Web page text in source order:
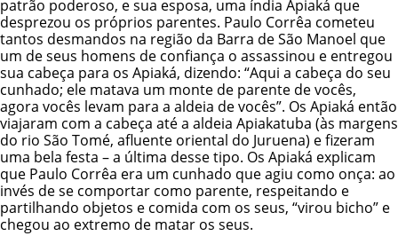
patrão poderoso, e sua esposa, uma índia Apiaká que
desprezou os próprios parentes. Paulo Corrêa cometeu
tantos desmandos na região da Barra de São Manoel que
um de seus homens de confiança o assassinou e entregou
sua cabeça para os Apiaká, dizendo: “Aqui a cabeça do seu
cunhado; ele matava um monte de parente de vocês,
agora vocês levam para a aldeia de vocês”. Os Apiaká então
viajaram com a cabeça até a aldeia Apiakatuba (às margens
do rio São Tomé, afluente oriental do Juruena) e fizeram
uma bela festa – a última desse tipo. Os Apiaká explicam
que Paulo Corrêa era um cunhado que agiu como onça: ao
invés de se comportar como parente, respeitando e
partilhando objetos e comida com os seus, “virou bicho” e
chegou ao extremo de matar os seus.